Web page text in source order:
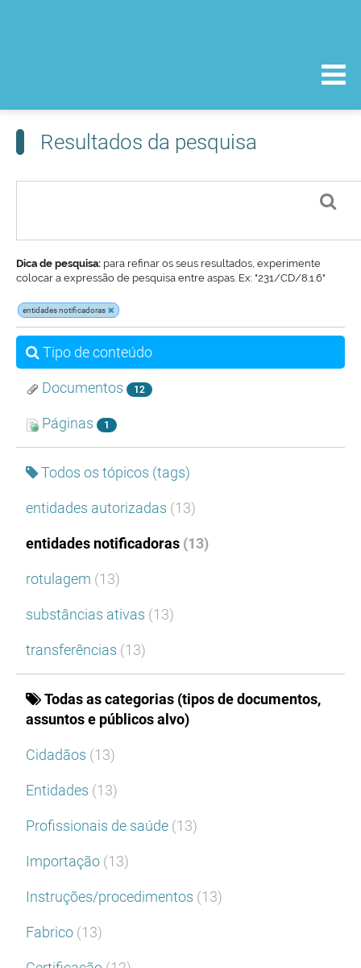
Resultados da pesquisa
Dica de pesquisa: para refinar os seus resultados, experimente
colocar a expressão de pesquisa entre aspas. Ex: "231/CD/8.1.6"
entidades notificadoras
Tipo de conteúdo
Documentos 12
Páginas 1
Todos os tópicos (tags)
entidades autorizadas (13)
entidades notificadoras (13)
rotulagem (13)
substâncias ativas (13)
transferências (13)
Todas as categorias (tipos de documentos,
assuntos e públicos alvo)
Cidadãos (13)
Entidades (13)
Profissionais de saúde (13)
Importação (13)
Instruções/procedimentos (13)
Fabrico (13)